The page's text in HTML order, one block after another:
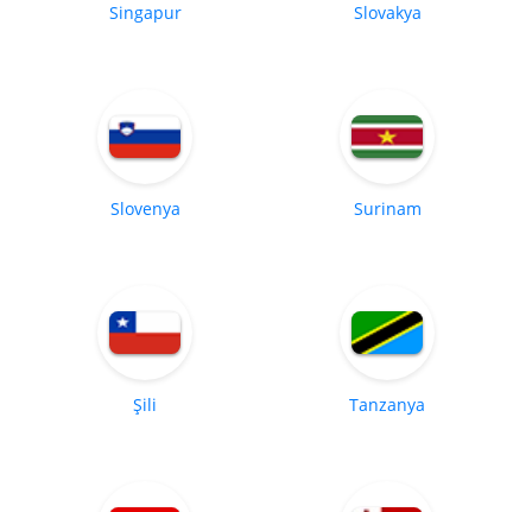
Singapur Slovakya
Slovenya Surinam
Şili Tanzanya